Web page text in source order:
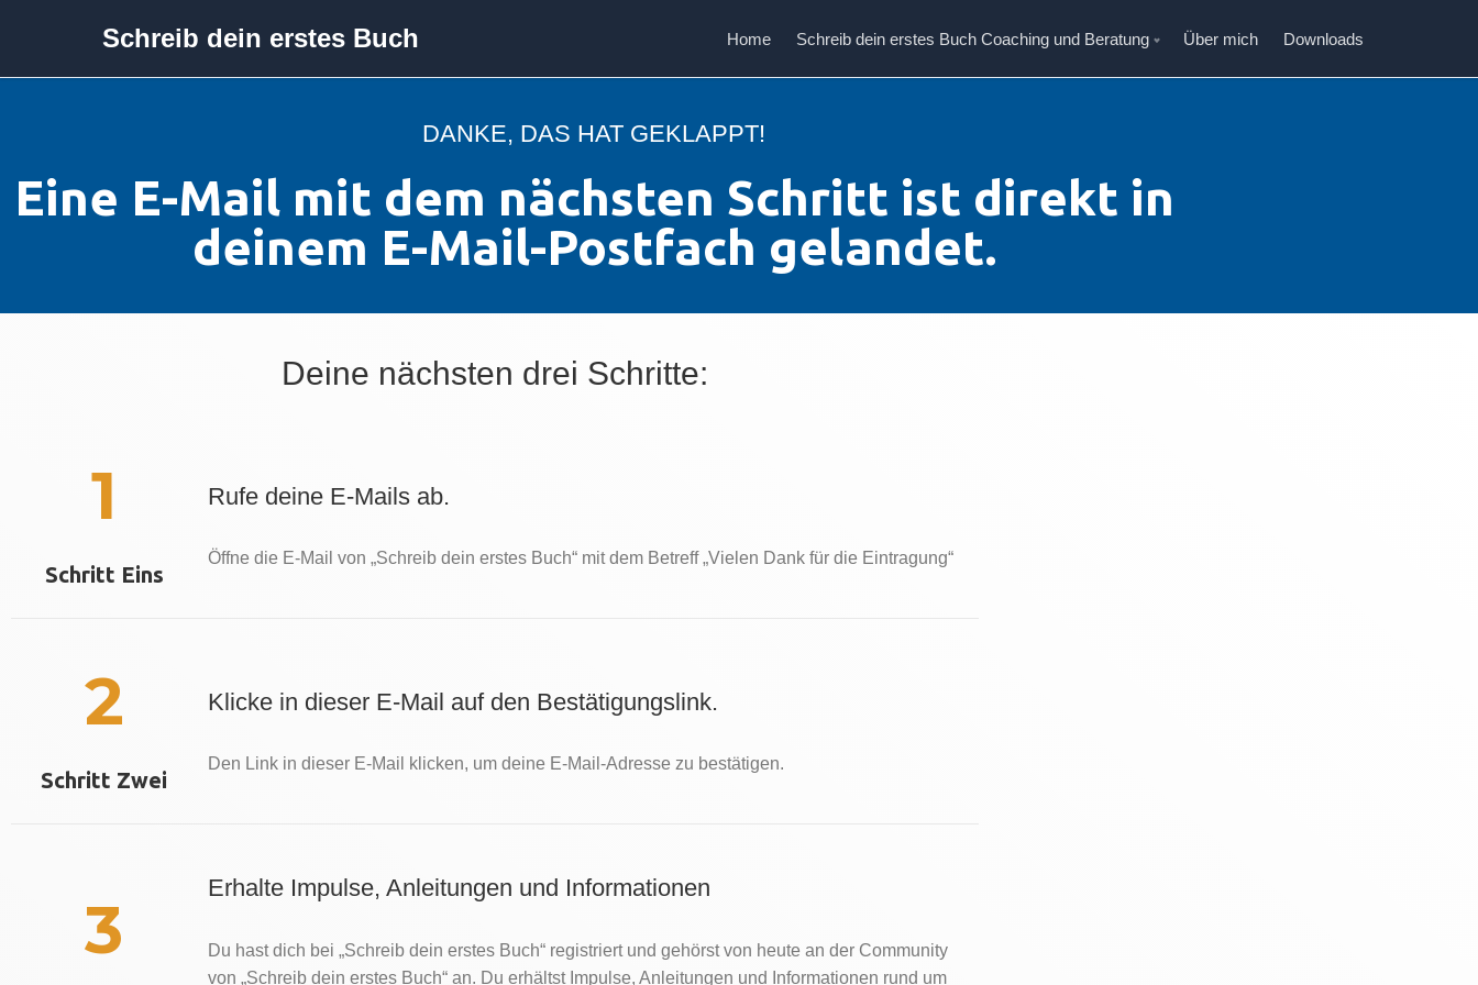
Schreib dein erstes Buch Home Schreib dein erstes Buch Coaching und Beratung Über mich Downloads
DANKE, DAS HAT GEKLAPPT!
Eine E-Mail mit dem nächsten Schritt ist direkt in
deinem E-Mail-Postfach gelandet.
Deine nächsten drei Schritte:
1
Schritt Eins
Rufe deine E-Mails ab.
Öffne die E-Mail von „Schreib dein erstes Buch“ mit dem Betreff „Vielen Dank für die Eintragung“
2
Schritt Zwei
Klicke in dieser E-Mail auf den Bestätigungslink.
Den Link in dieser E-Mail klicken, um deine E-Mail-Adresse zu bestätigen.
3
Erhalte Impulse, Anleitungen und Informationen
Du hast dich bei „Schreib dein erstes Buch“ registriert und gehörst von heute an der Community
von „Schreib dein erstes Buch“ an. Du erhältst Impulse, Anleitungen und Informationen rund um